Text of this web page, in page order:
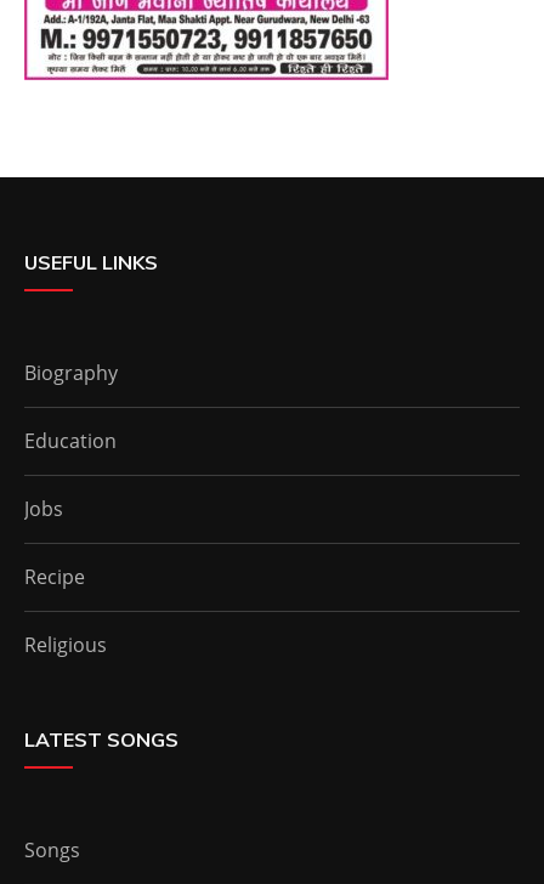
USEFUL LINKS
Biography
Education
Jobs
Recipe
Religious
LATEST SONGS
Songs